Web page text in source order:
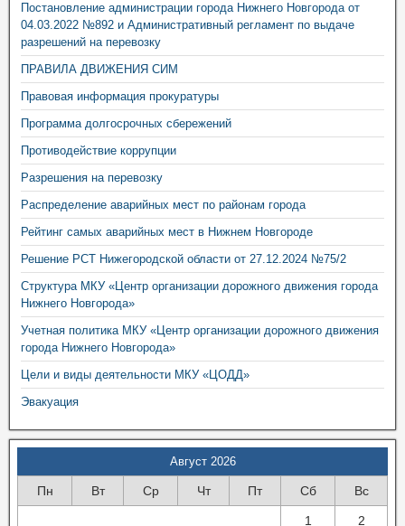
Постановление администрации города Нижнего Новгорода от
04.03.2022 №892 и Административный регламент по выдаче
разрешений на перевозку
ПРАВИЛА ДВИЖЕНИЯ СИМ
Правовая информация прокуратуры
Программа долгосрочных сбережений
Противодействие коррупции
Разрешения на перевозку
Распределение аварийных мест по районам города
Рейтинг самых аварийных мест в Нижнем Новгороде
Решение РСТ Нижегородской области от 27.12.2024 №75/2
Структура МКУ «Центр организации дорожного движения города
Нижнего Новгорода»
Учетная политика МКУ «Центр организации дорожного движения
города Нижнего Новгорода»
Цели и виды деятельности МКУ «ЦОДД»
Эвакуация
Август 2026
Пн Вт Ср Чт Пт Сб Вс
1 2